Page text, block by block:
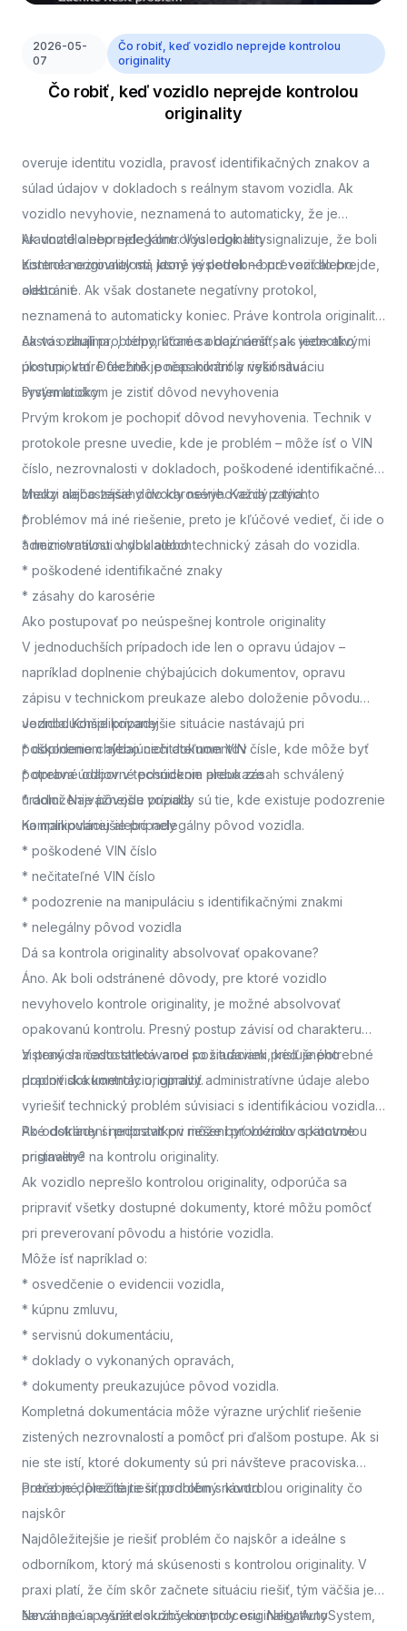
2026-05-
07
Čo robiť, keď vozidlo neprejde kontrolou
originality
Čo robiť, keď vozidlo neprejde kontrolou
originality
overuje identitu vozidla, pravosť identifikačných znakov a
súlad údajov v dokladoch s reálnym stavom vozidla. Ak
vozidlo nevyhovie, neznamená to automaticky, že je
kradnuté alebo nelegálne. Výsledok len signalizuje, že boli
zistené nezrovnalosti, ktoré je potrebné preveriť alebo
odstrániť.
Ak vozidlo neprejde kontrolou originality
Kontrola originality má jasný výsledok – buď vozidlo prejde,
alebo nie. Ak však dostanete negatívny protokol,
neznamená to automaticky koniec. Práve kontrola originality
často odhalí problémy, ktoré sa dajú riešiť, ak viete ako
postupovať. Dôležité je nepanikáriť a riešiť situáciu
systematicky.
Ak vás zaujíma,, odporúčame oboznámiť sa s jednotlivými
úkonmi, ktoré technik počas kontroly vykonáva.
Prvým krokom je zistiť dôvod nevyhovenia
Prvým krokom je pochopiť dôvod nevyhovenia. Technik v
protokole presne uvedie, kde je problém – môže ísť o VIN
číslo, nezrovnalosti v dokladoch, poškodené identifikačné
znaky alebo zásahy do karosérie. Každý z týchto
problémov má iné riešenie, preto je kľúčové vedieť, či ide o
administratívnu chybu alebo technický zásah do vozidla.
Medzi najčastejšie dôvody nevyhovenia patria:
*
* nezrovnalosti v dokladoch
* poškodené identifikačné znaky
* zásahy do karosérie
Ako postupovať po neúspešnej kontrole originality
V jednoduchších prípadoch ide len o opravu údajov –
napríklad doplnenie chýbajúcich dokumentov, opravu
zápisu v technickom preukaze alebo doloženie pôvodu
vozidla. Komplikovanejšie situácie nastávajú pri
poškodenom alebo nečitateľnom VIN čísle, kde môže byť
potrebné odborné posúdenie alebo zásah schválený
úradmi. Najvážnejšie prípady sú tie, kde existuje podozrenie
na manipuláciu alebo nelegálny pôvod vozidla.
Jednoduchšie prípady
* doplnenie chýbajúcich dokumentov
* oprava údajov v technickom preukaze
* doloženie pôvodu vozidla
Komplikovanejšie prípady
* poškodené VIN číslo
* nečitateľné VIN číslo
* podozrenie na manipuláciu s identifikačnými znakmi
* nelegálny pôvod vozidla
Dá sa kontrola originality absolvovať opakovane?
Áno. Ak boli odstránené dôvody, pre ktoré vozidlo
nevyhovelo kontrole originality, je možné absolvovať
opakovanú kontrolu. Presný postup závisí od charakteru
zistených nedostatkov a od požiadaviek príslušného
pracoviska kontroly originality.
V praxi sa často stretávame so situáciami, keď je potrebné
doplniť dokumentáciu, opraviť administratívne údaje alebo
vyriešiť technický problém súvisiaci s identifikáciou vozidla.
Po odstránení nedostatkov môže byť vozidlo opätovne
pristavené na kontrolu originality.
Aké doklady si pripraviť pri riešení problémov s kontrolou
originality?
Ak vozidlo neprešlo kontrolou originality, odporúča sa
pripraviť všetky dostupné dokumenty, ktoré môžu pomôcť
pri preverovaní pôvodu a histórie vozidla.
Môže ísť napríklad o:
* osvedčenie o evidencii vozidla,
* kúpnu zmluvu,
* servisnú dokumentáciu,
* doklady o vykonaných opravách,
* dokumenty preukazujúce pôvod vozidla.
Kompletná dokumentácia môže výrazne urýchliť riešenie
zistených nezrovnalostí a pomôcť pri ďalšom postupe. Ak si
nie ste istí, ktoré dokumenty sú pri návšteve pracoviska
potrebné, prečítajte si podrobný návod.
Prečo je dôležité riešiť problém s kontrolou originality čo
najskôr
Najdôležitejšie je riešiť problém čo najskôr a ideálne s
odborníkom, ktorý má skúsenosti s kontrolou originality. V
praxi platí, že čím skôr začnete situáciu riešiť, tým väčšia je
šanca na úspešné dokončenie procesu. Negatívny
Neváhajte a využite služby kontroly originality AutoSystem,